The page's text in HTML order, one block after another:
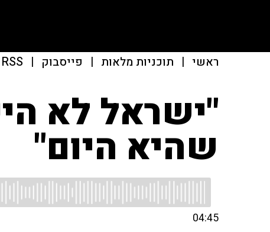
ראשי | תוכניות מלאות | פייסבוק |
RSS
"ישראל לא
שהיא היום"
04:45